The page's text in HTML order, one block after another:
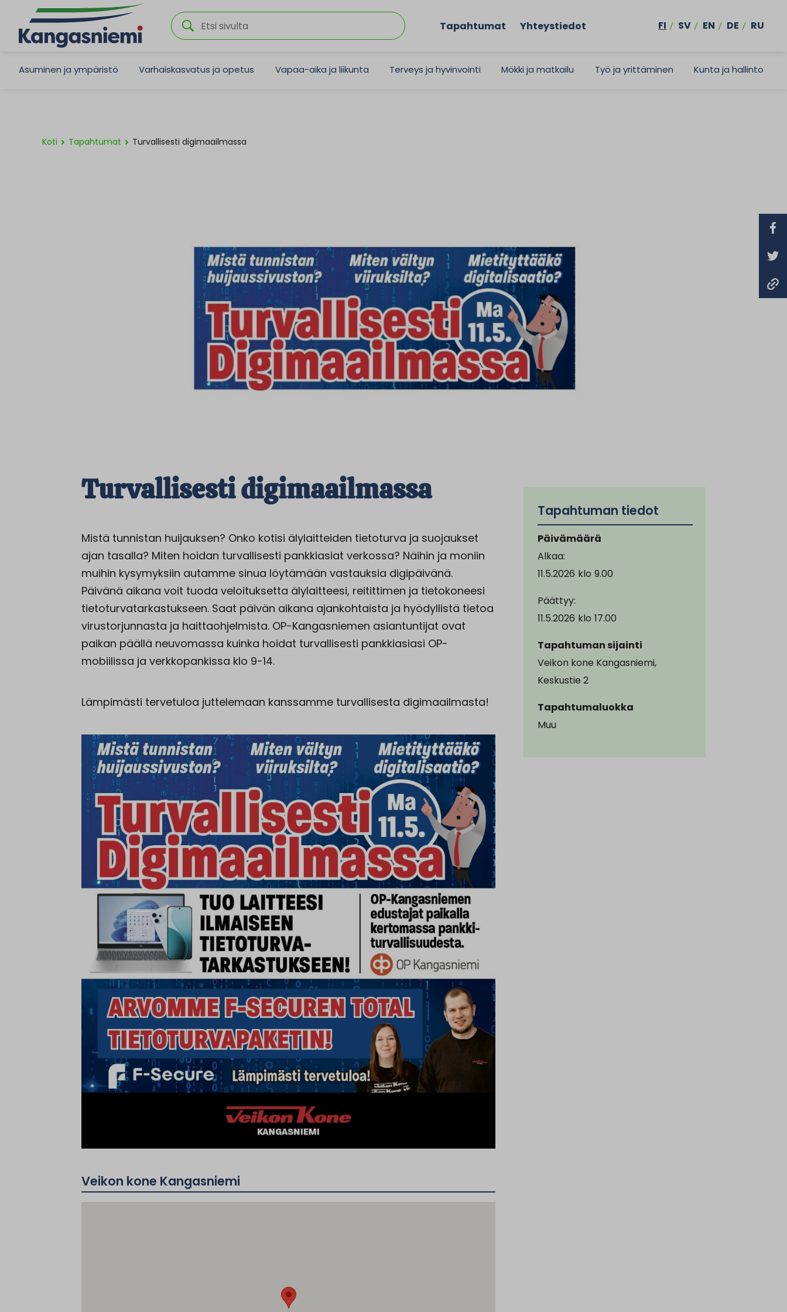
Tapahtumat Yhteystiedot FI SV EN DE RU
Asuminen ja ympäristö Varhaiskasvatus ja opetus Vapaa-aika ja liikunta Terveys ja hyvinvointi Mökki ja matkailu Työ ja yrittäminen Kunta ja hallinto
Koti Tapahtumat Turvallisesti digimaailmassa
Turvallisesti digimaailmassa
Mistä tunnistan huijauksen? Onko kotisi älylaitteiden tietoturva ja suojaukset
ajan tasalla? Miten hoidan turvallisesti pankkiasiat verkossa? Näihin ja moniin
muihin kysymyksiin autamme sinua löytämään vastauksia digipäivänä.
Päivänä aikana voit tuoda veloituksetta älylaitteesi, reitittimen ja tietokoneesi
tietoturvatarkastukseen. Saat päivän aikana ajankohtaista ja hyödyllistä tietoa
virustorjunnasta ja haittaohjelmista. OP-Kangasniemen asiantuntijat ovat
paikan päällä neuvomassa kuinka hoidat turvallisesti pankkiasiasi OP-
mobiilissa ja verkkopankissa klo 9-14.
Lämpimästi tervetuloa juttelemaan kanssamme turvallisesta digimaailmasta!
Veikon kone Kangasniemi
Tapahtuman tiedot
Päivämäärä
Alkaa:
11.5.2026 klo 9.00
Päättyy:
11.5.2026 klo 17.00
Tapahtuman sijainti
Veikon kone Kangasniemi,
Keskustie 2
Tapahtumaluokka
Muu